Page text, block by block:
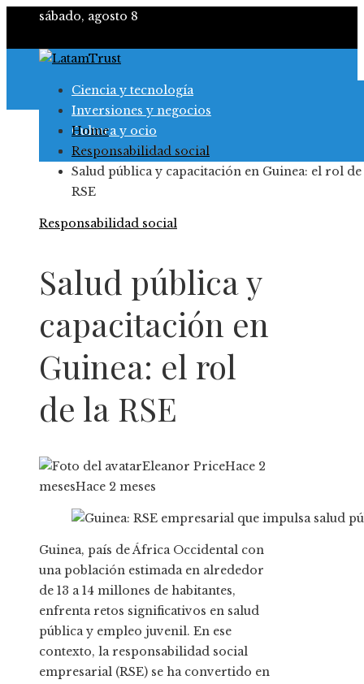
sábado, agosto 8
Ciencia y tecnología
Inversiones y negocios
Cultura y ocio
Responsabilidad social
Home
Responsabilidad social
Salud pública y capacitación en Guinea: el rol de
RSE
Responsabilidad social
Salud pública y
capacitación en
Guinea: el rol
de la RSE
Eleanor PriceHace 2
mesesHace 2 meses
Guinea, país de África Occidental con
una población estimada en alrededor
de 13 a 14 millones de habitantes,
enfrenta retos significativos en salud
pública y empleo juvenil. En ese
contexto, la responsabilidad social
empresarial (RSE) se ha convertido en